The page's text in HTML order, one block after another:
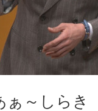
～しらき